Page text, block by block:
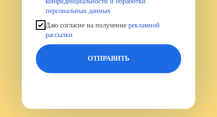
персональных данных
Даю согласие на получение рекламной
рассылки
ОТПРАВИТЬ